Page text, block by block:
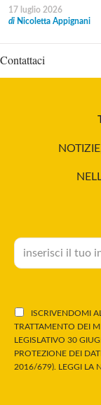
17 luglio 2026
di Nicoletta Appignani
Contattaci
ISCRIVENDOMI
TRATTAMENTO DEI
LEGISLATIVO 30
PROTEZIONE DEI
2016/679). LEGGI LA